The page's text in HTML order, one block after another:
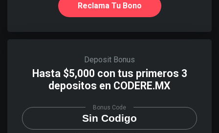
Reclama Tu Bono
Deposit Bonus
Hasta $5,000 con tus primeros 3
depositos en CODERE.MX
Sin Codigo
Bonus Code